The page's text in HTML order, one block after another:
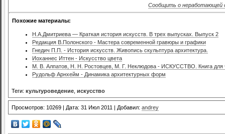
Сообщить о неработающей
Похожие материалы:
Н.А.Дмитриева — Краткая история искусств. В трех выпусках. Выпуск 2
Редакция В.Полонского - Мастера современной гравюры и графики
Гнедич П.П. - История искусств. Живопись скульптура архитектура.
Иоханнес Иттен - Искусство цвета
М. В. Алпатов, Н. Н. Ростовцев, М. Г. Неклюдова - ИСКУССТВО. Книга для
Рудольф Арнхейм - Динамика архитектурных форм
Теги: культуроведение искусство
Просмотров: 10269 | Дата: 31 Июл 2011 | Добавил: andrey